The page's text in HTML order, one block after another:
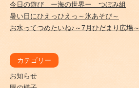
今日の遊び ー海の世界ー つぼみ組
暑い日にひえっひえっ～氷あそび～
お水ってつめたいね♪～7月ひだまり広場～
カテゴリー
お知らせ